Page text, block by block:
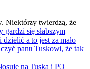
Niektórzy twierdzą, że
gardzi się słabszym
a to jest za mało
panu Tuskowi, że tak
na Tuska i PO